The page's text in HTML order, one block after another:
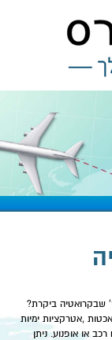
שבקרואטיה ביקרת?
,אטרקציות ימיות
או אופנוע. ניתן